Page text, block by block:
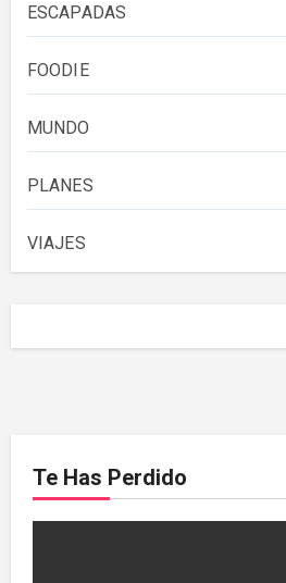
ESCAPADAS
FOODIE
MUNDO
PLANES
VIAJES
Te Has Perdido